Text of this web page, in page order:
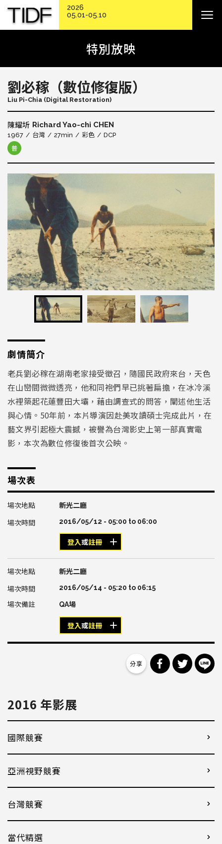
特別放映
劉必稼（數位修復版）
Liu Pi-Chia (Digital Restoration)
陳耀圻 Richard Yao-chi CHEN
1967 台灣 27min 彩色 DCP
普
劇情簡介
老兵劉必稼在湖南老家接受徵召，隨國民政府來台，天色
在山巒間微微透亮，他和同袍們早已挑著扁擔，在冰冷溪
水裡築起花蓮豐田大壩，藉由調查式的問答，闡述他生活
與心情。 50年前，本片導演因赴美攻讀碩士完成此片，在
藝文界引起極大震撼，被譽為台灣影史上第一部真實電
影，本次為數位修復後首次公映。
場次表
新光二廳
2016/05/12 - 05:00 to 06:00
登入或註冊
新光二廳
2016/05/14 - 05:20 to 06:15
QA場
登入或註冊
分享到分享到
2016 年影展
國際競賽
亞洲視野競賽
台灣競賽
當代精選
2026
05.01-05.10